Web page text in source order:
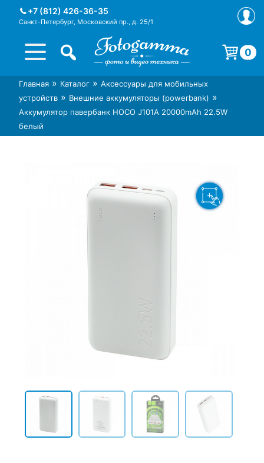
+7 (812) 426-36-35
Санкт-Петербург, Московский пр., д. 25/1
Интернет-магазин фототехники
Foto-Gamma в СПб
Магазин фотоаксессуаров foto-
gamma.ru
0
Корзина пуста.
Главная » Каталог » Аксессуары для мобильных
устройств » Внешние аккумуляторы (powerbank) »
Аккумулятор павербанк HOCO J101A 20000mAh 22.5W
белый